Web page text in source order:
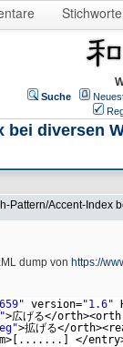
Stichworte
Suche
bei diversen
Pattern/Accent-Index
dump von https://
version="1.6"
>広げる</
>拡げる</
</